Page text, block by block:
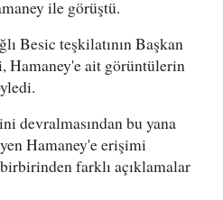
ile görüştü.
Besic teşkilatının Başkan
Hamaney'e ait görüntülerin
devralmasından bu yana
Hamaney'e erişimi
farklı açıklamalar